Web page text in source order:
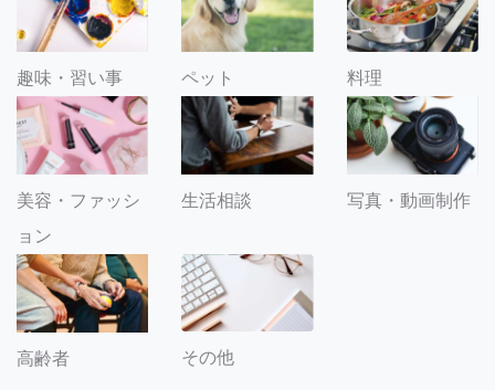
趣味・習い事 ペット 料理
美容・ファッシ
ョン
生活相談 写真・動画制作
高齢者 その他